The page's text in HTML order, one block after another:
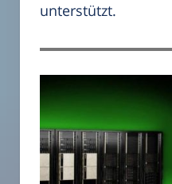
unterstützt.